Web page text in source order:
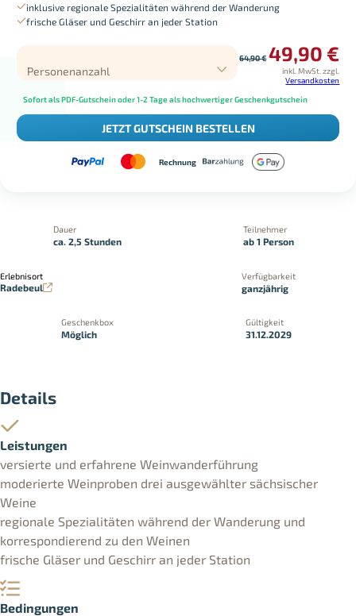
inklusive regionale Spezialitäten während der Wanderung
frische Gläser und Geschirr an jeder Station
Personenanzahl
64,90€ 49,90 €
inkl. MwSt. zzgl.
Versandkosten
Sofort als PDF-Gutschein oder 1-2 Tage als hochwertiger Geschenkgutschein
JETZT GUTSCHEIN BESTELLEN
Rechnung
Dauer
ca. 2,5 Stunden
Teilnehmer
ab 1 Person
Erlebnisort
Radebeul
Verfügbarkeit
ganzjährig
Geschenkbox
Möglich
Gültigkeit
31.12.2029
Details
Leistungen
versierte und erfahrene Weinwanderführung
moderierte Weinproben drei ausgewählter sächsischer
Weine
regionale Spezialitäten während der Wanderung und
korrespondierend zu den Weinen
frische Gläser und Geschirr an jeder Station
Bedingungen